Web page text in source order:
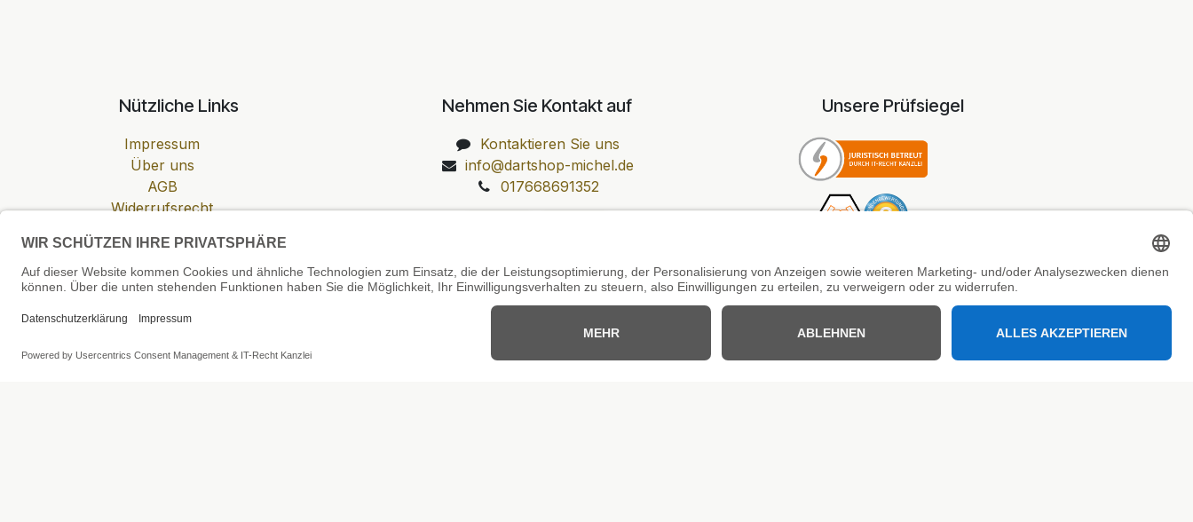
Nützliche Links
Impressum
Über uns
AGB
Widerrufsrecht
Zahlung & Versand
Cookie-Einstellungen
Nehmen Sie Kontakt auf
Kontaktieren Sie uns
info@dartshop-michel.de
017668691352
Unsere Prüfsiegel